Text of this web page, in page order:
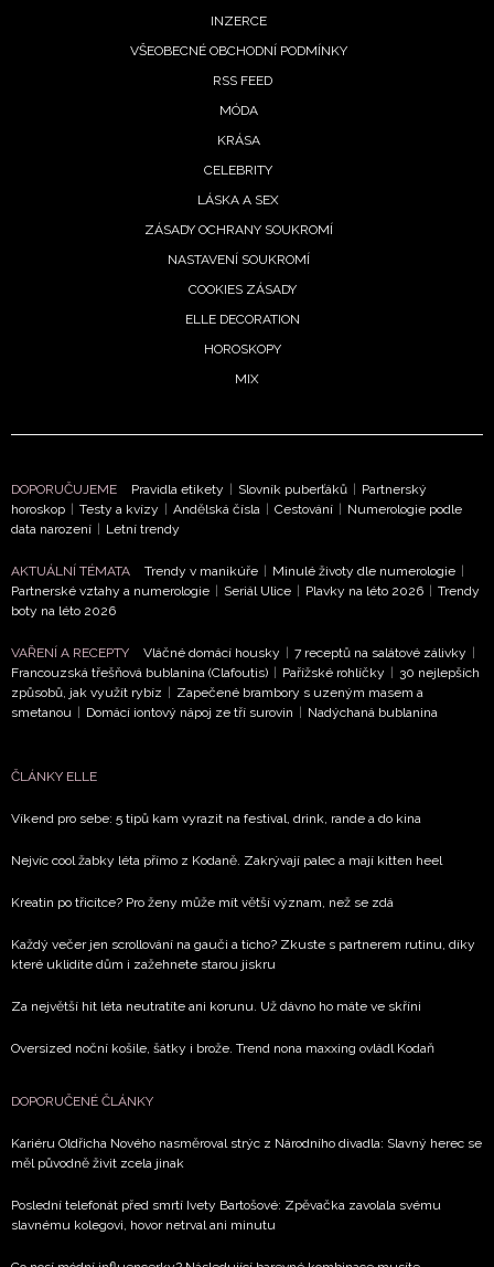
Přihlášením k newsletteru souhlasíte s
podmínkami společnosti BurdaMedia Extra s.r.o.
potvrzujete, že jste se seznámili se
Vašimi údaji pracovat zejména k organizaci a
vyhodnocení akce a zasílání novinek.
zpracováním údajů k tomuto účelu podle
soukromí BurdaMedia Extra s.r.o.
INZERCE
VŠEOBECNÉ OBCHODNÍ PODMÍNKY
RSS FEED
MÓDA
KRÁSA
CELEBRITY
LÁSKA A SEX
ZÁSADY OCHRANY SOUKROMÍ
NASTAVENÍ SOUKROMÍ
COOKIES ZÁSADY
ELLE DECORATION
HOROSKOPY
MIX
DOPORUČUJEME Pravidla etikety | Slovník puberťáků | Partnerský
horoskop | Testy a kvízy | Andělská čísla | Cestování | Numerologie podle
data narození | Letní trendy
AKTUÁLNÍ TÉMATA Trendy v manikúře | Minulé životy dle numerologie |
Partnerské vztahy a numerologie | Seriál Ulice | Plavky na léto 2026 | Trendy
boty na léto 2026
VAŘENÍ A RECEPTY Vláčné domácí housky | 7 receptů na salátové zálivky |
Francouzská třešňová bublanina (Clafoutis) | Pařížské rohlíčky | 30 nejlepších
způsobů, jak využít rybíz | Zapečené brambory s uzeným masem a
smetanou | Domácí iontový nápoj ze tří surovin | Nadýchaná bublanina
ČLÁNKY ELLE
Víkend pro sebe: 5 tipů kam vyrazit na festival, drink, rande a do kina
Nejvíc cool žabky léta přímo z Kodaně. Zakrývají palec a mají kitten heel
Kreatin po třicítce? Pro ženy může mít větší význam, než se zdá
Každý večer jen scrollování na gauči a ticho? Zkuste s partnerem rutinu, díky
které uklidíte dům i zažehnete starou jiskru
Za největší hit léta neutratíte ani korunu. Už dávno ho máte ve skříni
Oversized noční košile, šátky i brože. Trend nona maxxing ovládl Kodaň
DOPORUČENÉ ČLÁNKY
Kariéru Oldřicha Nového nasměroval strýc z Národního divadla: Slavný herec se
měl původně živit zcela jinak
Poslední telefonát před smrtí Ivety Bartošové: Zpěvačka zavolala svému
slavnému kolegovi, hovor netrval ani minutu